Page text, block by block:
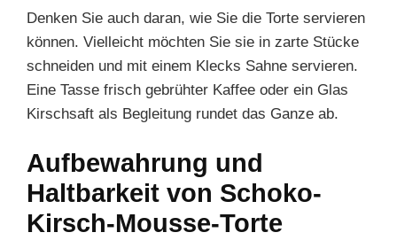
Denken Sie auch daran, wie Sie die Torte servieren
können. Vielleicht möchten Sie sie in zarte Stücke
schneiden und mit einem Klecks Sahne servieren.
Eine Tasse frisch gebrühter Kaffee oder ein Glas
Kirschsaft als Begleitung rundet das Ganze ab.
Aufbewahrung und
Haltbarkeit von Schoko-
Kirsch-Mousse-Torte